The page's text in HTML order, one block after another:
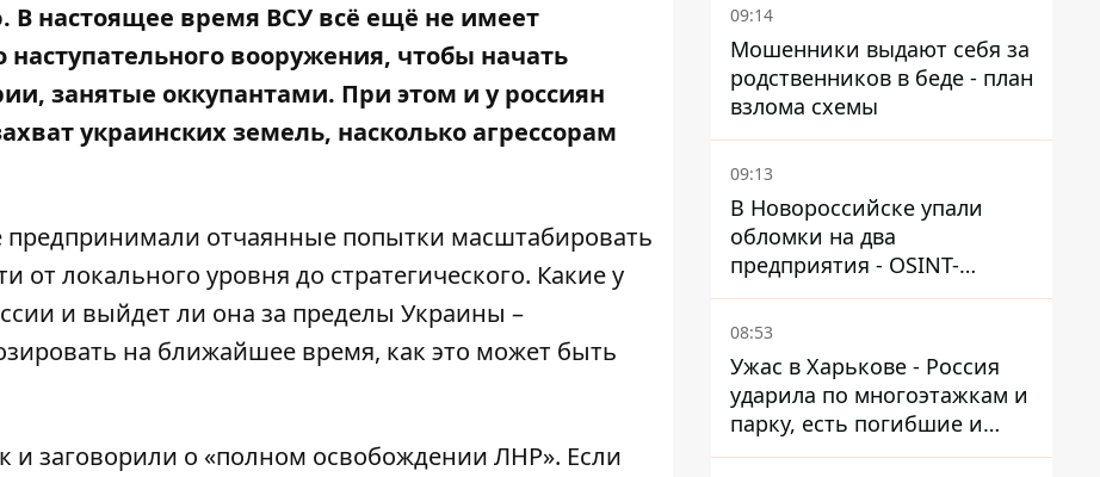
В настоящее время ВСУ всё ещё не имеет
наступательного вооружения, чтобы начать
занятые оккупантами. При этом и у россиян
украинских земель, насколько агрессорам
отчаянные попытки масштабировать
от локального уровня до стратегического. Какие у
и выйдет ли она за пределы Украины –
на ближайшее время, как это может быть
и заговорили о «полном освобождении ЛНР». Если
09:14
Мошенники выдают себя за
родственников в беде - план
взлома схемы
09:13
В Новороссийске упали
обломки на два
предприятия - OSINT-
каналы предполагают удар
по порту
08:53
Ужас в Харькове - Россия
ударила по многоэтажкам и
парку, есть погибшие и
раненые